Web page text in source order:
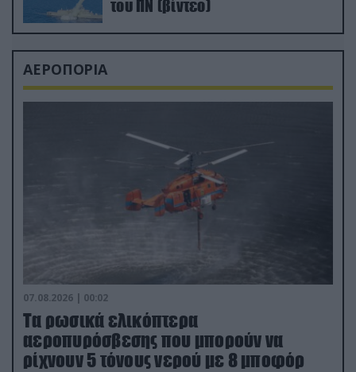
του ΠΝ (βίντεο)
ΑΕΡΟΠΟΡΙΑ
07.08.2026 | 00:02
Τα ρωσικά ελικόπτερα
αεροπυρόσβεσης που μπορούν να
ρίχνουν 5 τόνους νερού με 8 μποφόρ